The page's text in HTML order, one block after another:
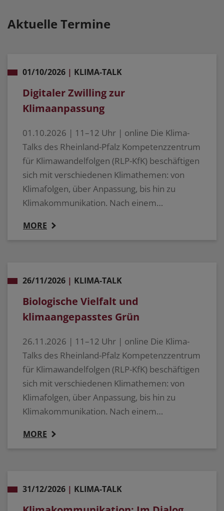
Aktuelle Termine
01/10/2026 | KLIMA-TALK
Digitaler Zwilling zur
Klimaanpassung
01.10.2026 | 11–12 Uhr | online Die Klima-
Talks des Rheinland-Pfalz Kompetenzzentrum
für Klimawandelfolgen (RLP-KfK) beschäftigen
sich mit verschiedenen Klimathemen: von
Klimafolgen, über Anpassung, bis hin zu
Klimakommunikation. Nach einem…
MORE
26/11/2026 | KLIMA-TALK
Biologische Vielfalt und
klimaangepasstes Grün
26.11.2026 | 11–12 Uhr | online Die Klima-
Talks des Rheinland-Pfalz Kompetenzzentrum
für Klimawandelfolgen (RLP-KfK) beschäftigen
sich mit verschiedenen Klimathemen: von
Klimafolgen, über Anpassung, bis hin zu
Klimakommunikation. Nach einem…
MORE
31/12/2026 | KLIMA-TALK